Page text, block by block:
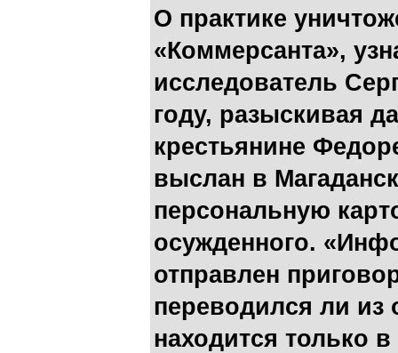
О практике
«Коммерсанта»,
исследователь
году, разыскивая
крестьянине
выслан в
персональную
осужденного.
отправлен
переводился ли из
находится только